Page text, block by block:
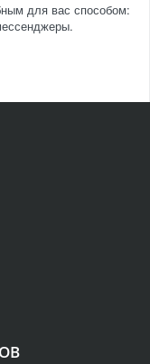
для вас способом: